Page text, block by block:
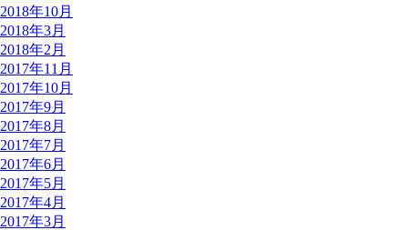
2018年10月
2018年3月
2018年2月
2017年11月
2017年10月
2017年9月
2017年8月
2017年7月
2017年6月
2017年5月
2017年4月
2017年3月